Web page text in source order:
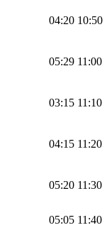
04:20 10:50
05:29 11:00
03:15 11:10
04:15 11:20
05:20 11:30
05:05 11:40